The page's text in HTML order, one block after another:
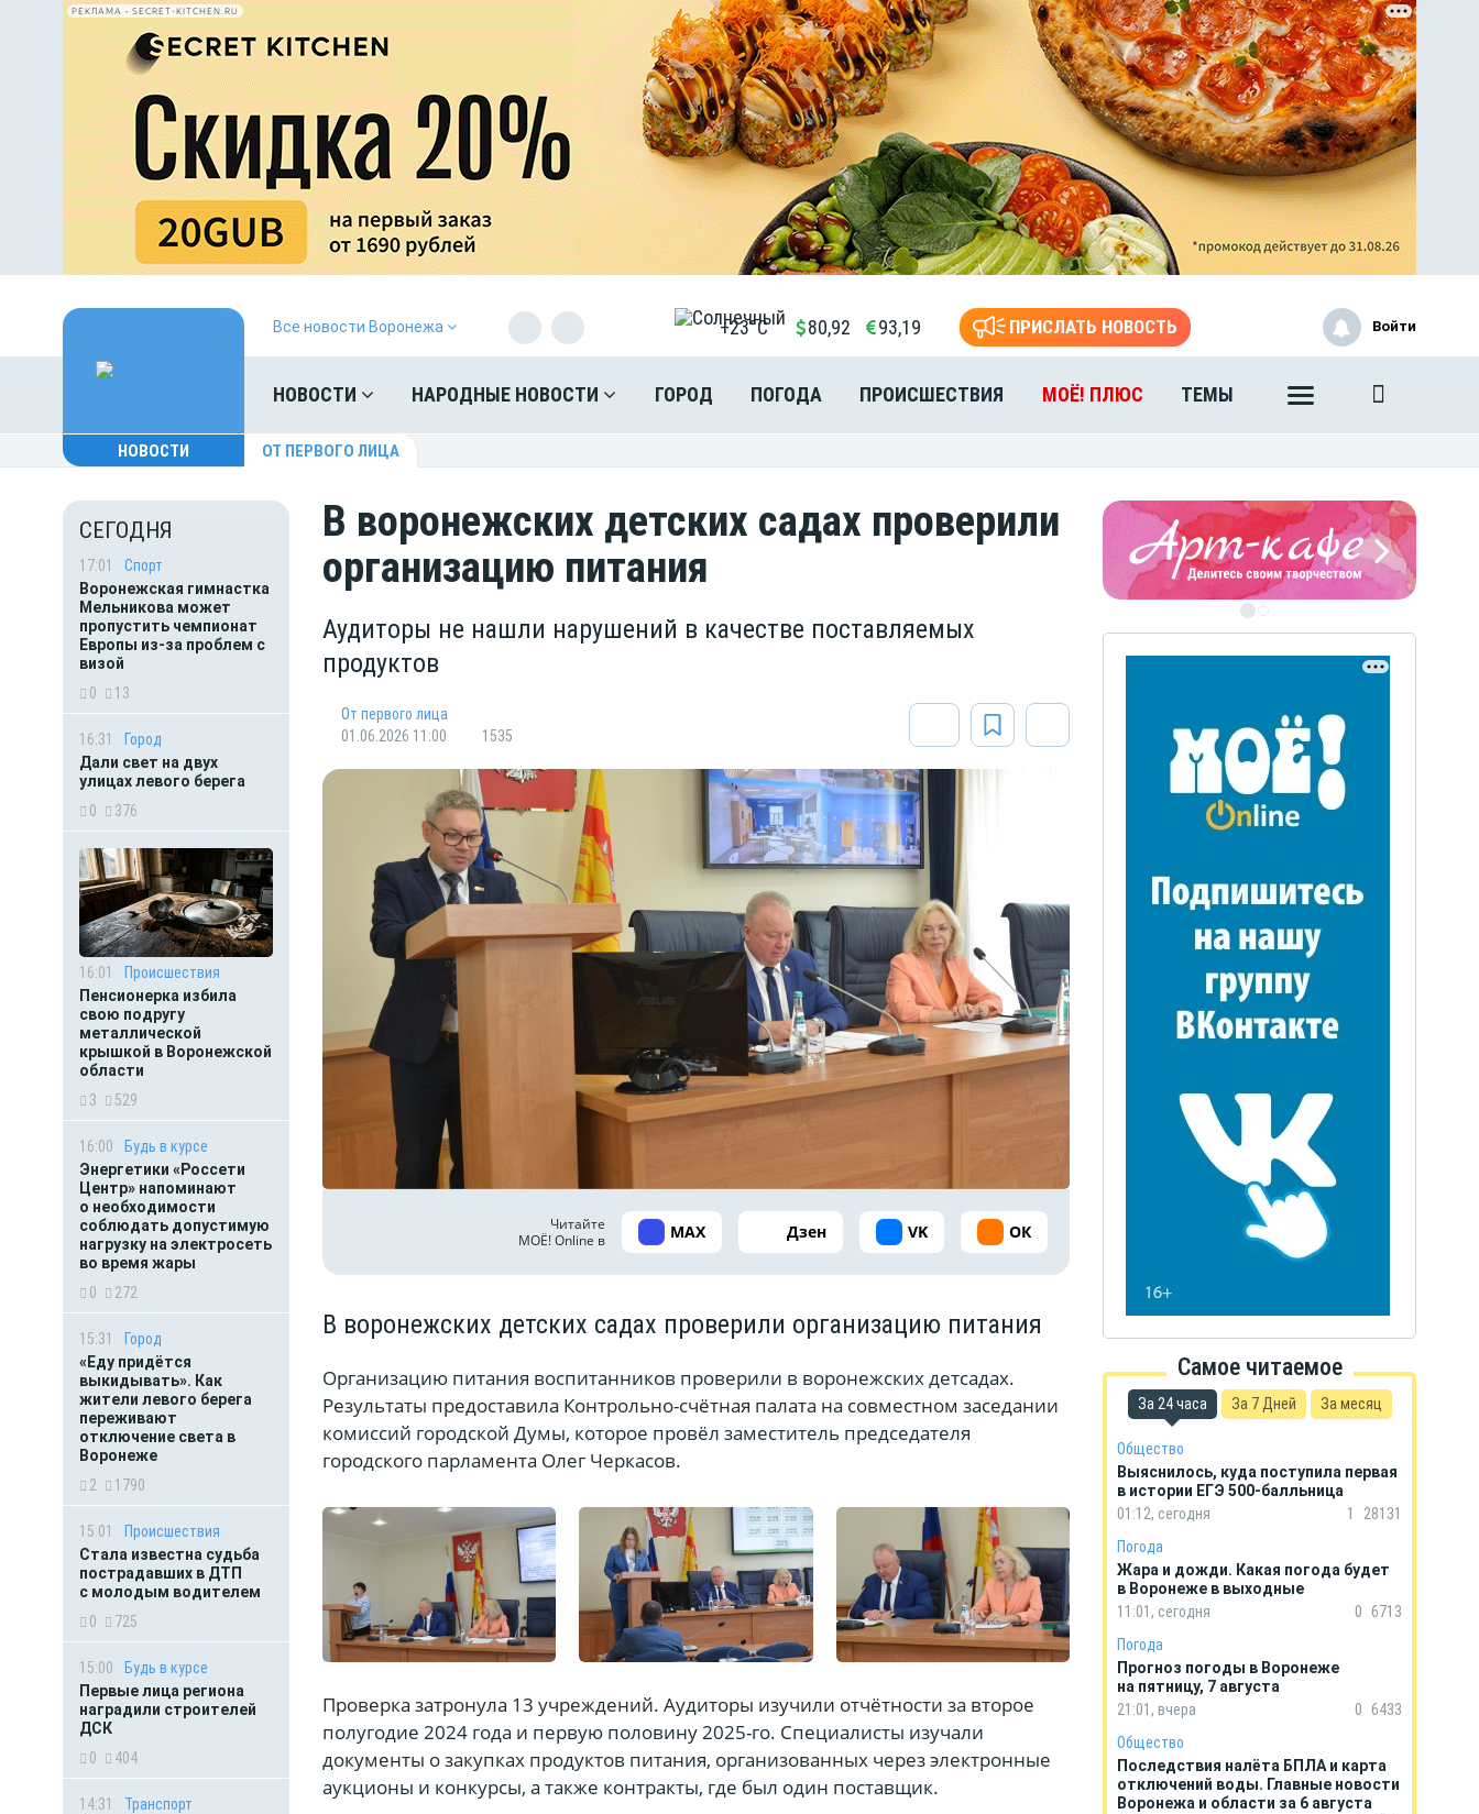
РЕКЛАМА • SECRET-KITCHEN.RU
Все новости Воронежа +23°C 80,92 93,19 ПРИСЛАТЬ НОВОСТЬ
НОВОСТИ НАРОДНЫЕ НОВОСТИ ГОРОД ПОГОДА ПРОИСШЕСТВИЯ МОЁ! ПЛЮС ТЕМЫ
Войти
НОВОСТИ ОТ ПЕРВОГО ЛИЦА
СЕГОДНЯ
17:01
Спорт
Воронежская гимнастка
Мельникова может
пропустить чемпионат
Европы из-за проблем с
визой
0
13
16:31
Город
Дали свет на двух
улицах левого берега
0
376
16:01
Происшествия
Пенсионерка избила
свою подругу
металлической
крышкой в Воронежской
области
3
529
16:00
Будь в курсе
Энергетики «Россети
Центр» напоминают
о необходимости
соблюдать допустимую
нагрузку на электросеть
во время жары
0
272
15:31
Город
«Еду придётся
выкидывать». Как
жители левого берега
переживают
отключение света в
Воронеже
2
1790
15:01
Происшествия
Стала известна судьба
пострадавших в ДТП
с молодым водителем
0
725
15:00
Будь в курсе
Первые лица региона
наградили строителей
ДСК
0
404
14:31
Транспорт
В воронежских детских садах проверили
организацию питания
Аудиторы не нашли нарушений в качестве поставляемых
продуктов
От первого лица
01.06.2026 11:00
1535
Читайте
МОЁ! Online в
MAX Дзен VK ОК
В воронежских детских садах проверили организацию питания
Организацию питания воспитанников проверили в воронежских детсадах.
Результаты предоставила Контрольно-счётная палата на совместном заседании
комиссий городской Думы, которое провёл заместитель председателя
городского парламента Олег Черкасов.
Проверка затронула 13 учреждений. Аудиторы изучили отчётности за второе
полугодие 2024 года и первую половину 2025-го. Специалисты изучали
документы о закупках продуктов питания, организованных через электронные
аукционы и конкурсы, а также контракты, где был один поставщик.
ЭТО БЫЛО В АФГАНЕ
воинов-интернационалистов
ЭТО БЫЛО В
Книга памяти воронежских
Книга памяти воронежских
воинов-интернационалистов
Самое читаемое
За 24 часа За 7 Дней За месяц
Общество
Выяснилось, куда поступила первая
в истории ЕГЭ 500-балльница
01:12, сегодня
1
28131
Погода
Жара и дожди. Какая погода будет
в Воронеже в выходные
11:01, сегодня
0
6713
Погода
Прогноз погоды в Воронеже
на пятницу, 7 августа
21:01, вчера
0
6433
Общество
Последствия налёта БПЛА и карта
отключений воды. Главные новости
Воронежа и области за 6 августа